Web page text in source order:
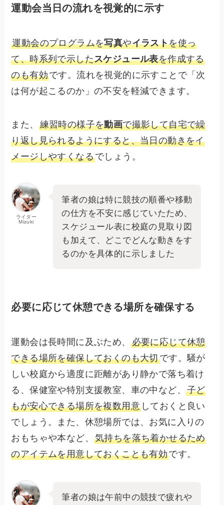
運動会当日の流れを視覚的に示す
運動会のプログラムを写真やイラストを使っ
て、時系列で示したスケジュール表を作成する
のも有効です。流れを視覚的に示すことで「次
は何が起こるのか」の不安を軽減できます。
また、 練習時の様子を動画で撮影して自宅で繰
り返し見られるようにすると、当日の動きをイ
メージしやすくなるでしょう。
ライター
Mizuki
筆者の娘は特に競技の順番や移動
の仕方を不安に感じていたため、
スケジュール表に校庭の見取り図
も加えて、どこでどんな動きをす
るのかを具体的に示しました
必要に応じて休憩できる場所を確保する
運動会は長時間に及ぶため、 必要に応じて休憩
できる場所を確保しておくのも大切です。騒が
しい校庭から適度に距離があり静かで落ち着け
る、保健室や特別支援教室、車の中など、子ど
もが安心できる場所を複数用意 しておくと良い
でしょう。また、休憩場所では、お気に入りの
おもちゃや本など、気持ちを落ち着かせるため
のアイテムを用意しておくことも有効です。
筆者の娘は午前中の競技で疲れや